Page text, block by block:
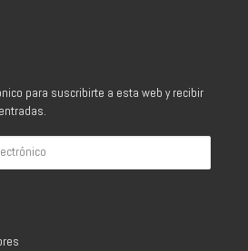
para suscribirte a esta web y recibir